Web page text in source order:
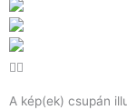
A kép(ek) csupán